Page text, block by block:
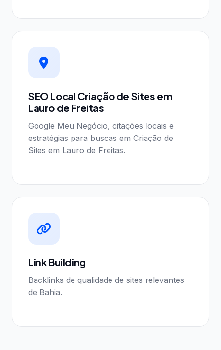
SEO Local Criação de Sites em
Lauro de Freitas
Google Meu Negócio, citações locais e
estratégias para buscas em Criação de
Sites em Lauro de Freitas.
Link Building
Backlinks de qualidade de sites relevantes
de Bahia.